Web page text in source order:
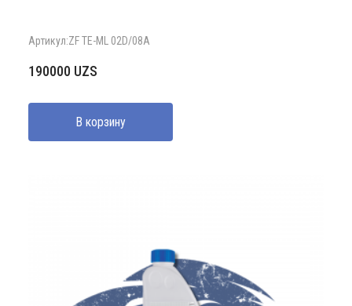
Артикул:ZF TE-ML 02D/08A
190000 UZS
В корзину